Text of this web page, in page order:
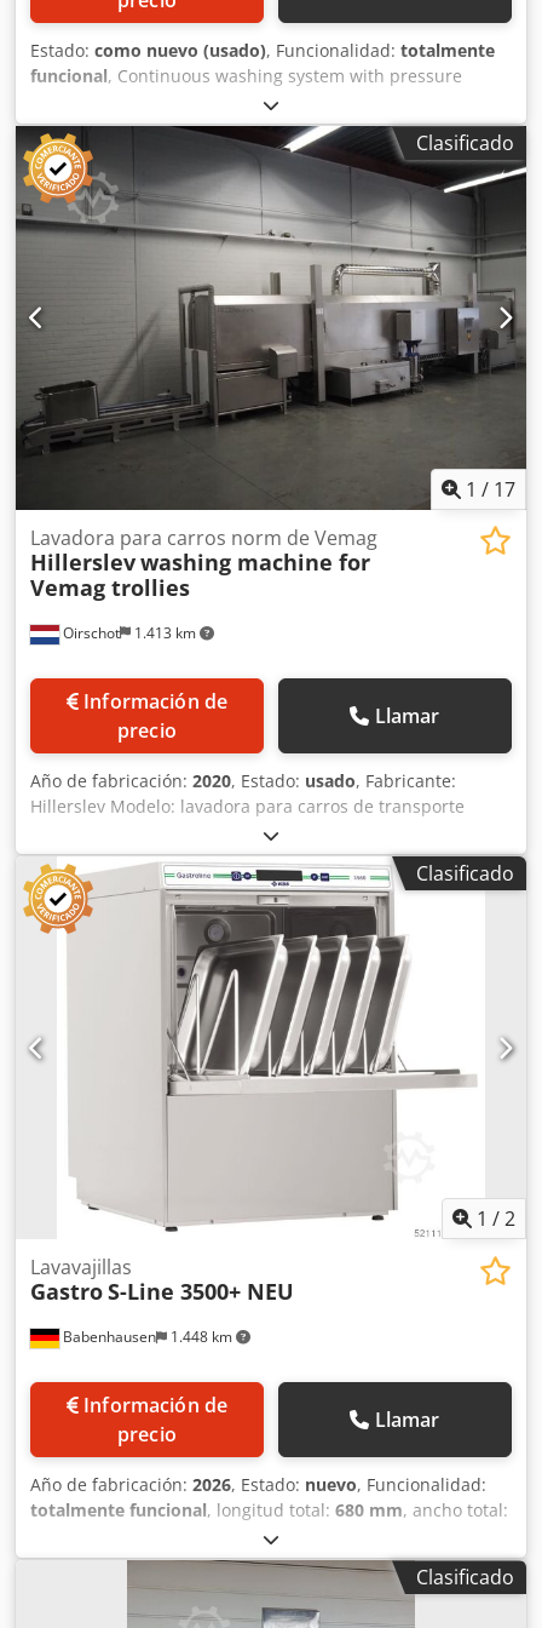
Estado: como nuevo (usado), Funcionalidad: totalmente
funcional, Continuous washing system with pressure
showers. - Suitable for: containers. Dcsdpfeynki Dex Apvek
- Opening dimensions: 30 cm x 25 cm. - Production may
vary depending on the format.
Clasificado
1 / 17
Oirschot 1.413 km
Lavadora para carros norm de Vemag
Hillerslevwashing machine for
Vemag trollies
Información de
precio
Llamar
Año de fabricación: 2020, Estado: usado, Fabricante:
Hillerslev Modelo: lavadora para carros de transporte
Vemag Año: 2020 Estado: Usado Número de serie: 3665A-
2020 Número de inventario: 3391 Capacidad: 40 carros
estándar por hora Calentamiento: vapor directo
Dcedpfezgdn Nsx Apvjk Aire comprimido: 6-8 bares
Potencia: 3 x 400 V, 50 Hz, 14,5 kW Dimensiones: 11800 x
1900 x 2650 mm Lavadora automática para carros estándar
con sección de lavado y enjuague, dosificación de jabón y
basculadores automáticos para los carros (entrada y
salida).
Clasificado
1 /2
Babenhausen 1.448 km
Lavavajillas
GastroS-Line 3500+ NEU
Información de
precio
Llamar
Año de fabricación: 2026, Estado: nuevo, Funcionalidad:
totalmente funcional, longitud total: 680 mm, ancho total:
820 mm, tensión de entrada:
frecuencia de entrada:50 Hz, Certificado DGUV hasta:
, tipo de corriente de entrada: trifásico , duración
de la garantía: 12 meses
, número de máquina/vehículo:
Clasificado